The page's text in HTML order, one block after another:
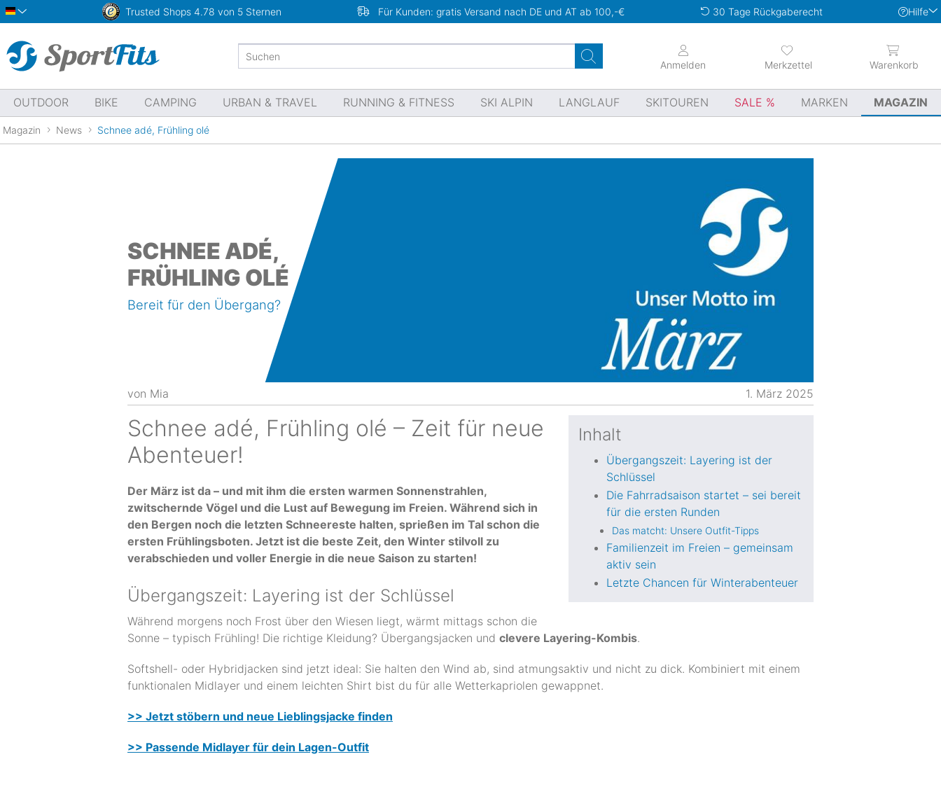
Deutsch Trusted Shops 4.78 von 5 Sternen Für Kunden: gratis Versand nach DE und AT ab 100,-€ 30 Tage Rückgaberecht Hilfe
Merkzettel
Anmelden Warenkorb
OUTDOOR BIKE CAMPING URBAN & TRAVEL RUNNING & FITNESS SKI ALPIN LANGLAUF SKITOUREN SALE MARKEN MAGAZIN
Magazin News Schnee adé, Frühling olé
SCHNEE ADÉ,
FRÜHLING OLÉ
Bereit für den Übergang?
von Mia 1. März 2025
Inhalt
Übergangszeit: Layering ist der
Schlüssel
Die Fahrradsaison startet – sei bereit
für die ersten Runden
Das matcht: Unsere Outfit-Tipps
Familienzeit im Freien – gemeinsam
aktiv sein
Letzte Chancen für Winterabenteuer
Schnee adé, Frühling olé – Zeit für neue
Abenteuer!
Der März ist da – und mit ihm die ersten warmen Sonnenstrahlen,
zwitschernde Vögel und die Lust auf Bewegung im Freien. Während sich in
den Bergen noch die letzten Schneereste halten, sprießen im Tal schon die
ersten Frühlingsboten. Jetzt ist die beste Zeit, den Winter stilvoll zu
verabschieden und voller Energie in die neue Saison zu starten!
Übergangszeit: Layering ist der Schlüssel
Während morgens noch Frost über den Wiesen liegt, wärmt mittags schon die
Sonne – typisch Frühling! Die richtige Kleidung? Übergangsjacken und clevere Layering-Kombis.
Softshell- oder Hybridjacken sind jetzt ideal: Sie halten den Wind ab, sind atmungsaktiv und nicht zu dick. Kombiniert mit einem
funktionalen Midlayer und einem leichten Shirt bist du für alle Wetterkapriolen gewappnet.
>> Jetzt stöbern und neue Lieblingsjacke finden
>> Passende Midlayer für dein Lagen-Outfit